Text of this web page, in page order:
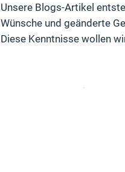
Unsere Blogs-Artikel
Wünsche und geänderte
Diese Kenntnisse wollen